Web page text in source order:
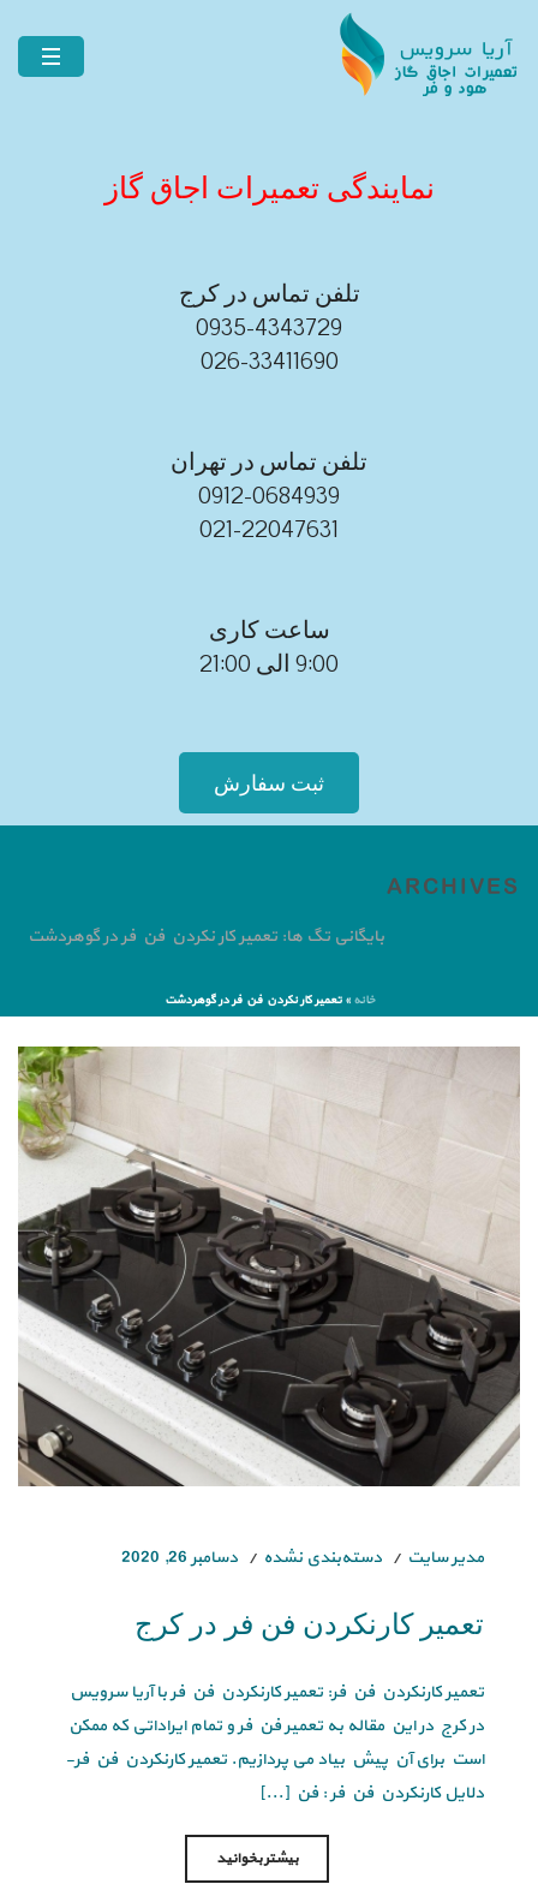
نمایندگی تعمیرات اجاق گاز
تلفن تماس در کرج
0935-4343729
026-33411690
تلفن تماس در تهران
0912-0684939
021-22047631
ساعت کاری
9:00 الی 21:00
ثبت سفارش
ARCHIVES
بایگانی تگ ها: تعمیر کار نکردن فن فر در گوهردشت
خانه »تعمیر کار نکردن فن فر در گوهردشت
مدیر سایت دسته‌بندی نشده دسامبر 26, 2020
تعمیر کارنکردن فن فر در کرج
تعمیر کارنکردن فن فر: تعمیر کارنکردن فن فر با آریا سرویس
در کرج در این مقاله به تعمیر فن فر و تمام ایراداتی که ممکن
است برای آن پیش بیاد می پردازیم. تعمیر کارنکردن فن فر-
دلایل کارنکردن فن فر : فن [...]
بیشتر بخوانید